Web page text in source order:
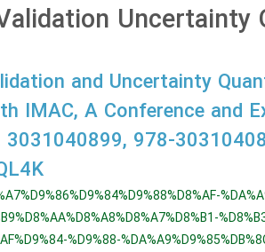
Uncertainty
and Uncertainty
IMAC, A Conference and
3031040899, 978-
%D9%88-